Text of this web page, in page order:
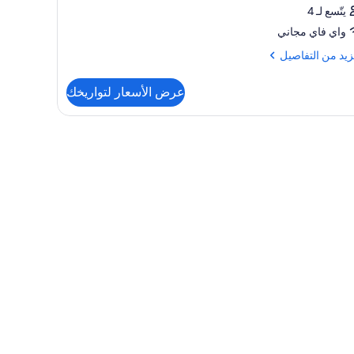
يتّسع لـ 4
واي فاي مجاني
من التفاصيل
عرض الأسعار لتواريخك